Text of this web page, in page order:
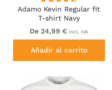
Adamo Kevin Regular fit
T-shirt Navy
De 24,99 € incl. IVA
Añadir al carrito